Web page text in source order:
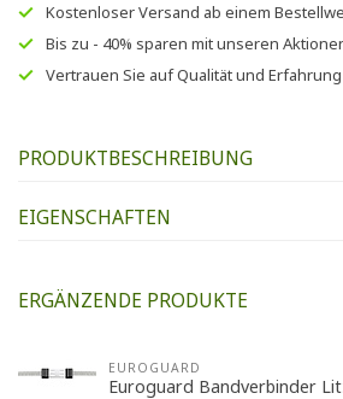
Kostenloser Versand ab einem
Bis zu - 40% sparen mit unseren
Vertrauen Sie aufQualität und Erfahrung
PRODUKTBESCHREIBUNG
EIGENSCHAFTEN
ERGÄNZENDE PRODUKTE
EUROGUARD
Euroguard Bandverbinder